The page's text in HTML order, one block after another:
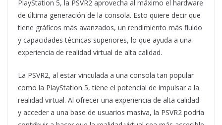
PlayStation 5, la PSVR2 aprovecha al máximo el hardware
de última generación de la consola. Esto quiere decir que
tiene gráficos más avanzados, un rendimiento más fluido
y capacidades técnicas superiores, lo que ayuda a una
experiencia de realidad virtual de alta calidad.
La PSVR2, al estar vinculada a una consola tan popular
como la PlayStation 5, tiene el potencial de impulsar a la
realidad virtual. Al ofrecer una experiencia de alta calidad
y acceder a una base de usuarios masiva, la PSVR2 podría